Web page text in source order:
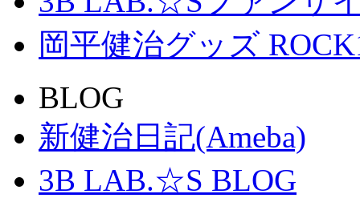
岡平健治グッズ
BLOG
新健治日記(Ameba)
3B LAB.☆S BLOG